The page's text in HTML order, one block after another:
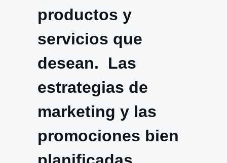
productos y
servicios que
desean. Las
estrategias de
marketing y las
promociones bien